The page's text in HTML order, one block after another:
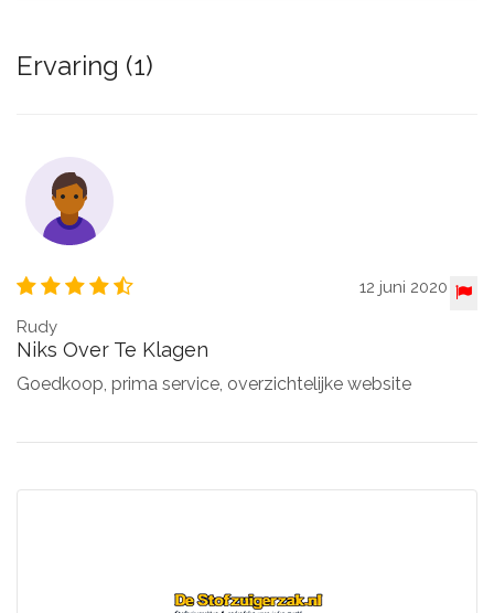
Ervaring (1)
12 juni 2020
Rudy
Niks Over Te Klagen
Goedkoop, prima service, overzichtelijke website